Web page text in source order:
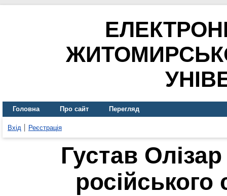
Головна Про сайт Перегляд
Вхід Реєстрація
Густав